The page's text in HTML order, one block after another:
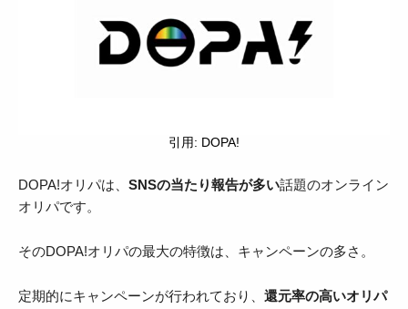
引用: DOPA!
DOPA!オリパは、 SNSの当たり報告が多い話題のオンライン
オリパです。
そのDOPA!オリパの最大の特徴は、キャンペーンの多さ。
定期的にキャンペーンが行われており、 還元率の高いオリパ